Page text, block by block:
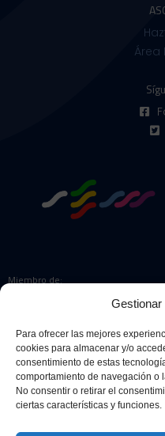
Gestionar
Para ofrecer las mejores
cookies para almacenar y/o
consentimiento de estas
comportamiento de navegación o
No consentir o retirar el
ciertas características y funciones.
Miembro de:
Colaboradores:
Área